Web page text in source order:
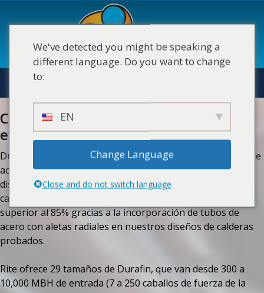
Calderas de agua caliente de alta
eficiencia Durafin
Durafin combina los beneficios probados de una caldera de
acero de larga duración con la eficiencia requerida por el
diseño de edificios modernos. Estas calderas hidrónicas de
casi condensación pueden operar con una eficiencia
superior al 85% gracias a la incorporación de tubos de
acero con aletas radiales en nuestros diseños de calderas
probados.
Rite ofrece 29 tamaños de Durafin, que van desde 300 a
10,000 MBH de entrada (7 a 250 caballos de fuerza de la
We've detected you might be speaking a
different language. Do you want to change
to:
EN
Change Language
Close and do not switch language